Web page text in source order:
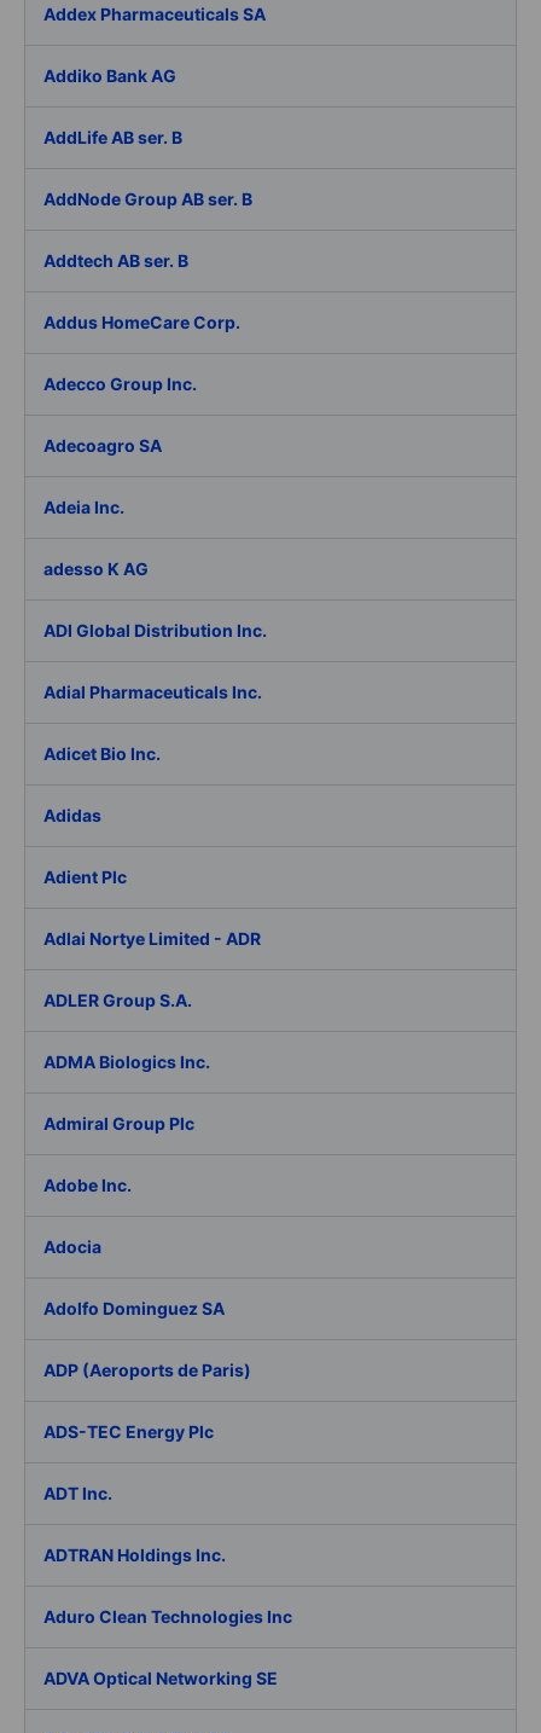
Addex Pharmaceuticals SA
Addiko Bank AG
AddLife AB ser. B
AddNode Group AB ser. B
Addtech AB ser. B
Addus HomeCare Corp.
Adecco Group Inc.
Adecoagro SA
Adeia Inc.
adesso K AG
ADI Global Distribution Inc.
Adial Pharmaceuticals Inc.
Adicet Bio Inc.
Adidas
Adient Plc
Adlai Nortye Limited - ADR
ADLER Group S.A.
ADMA Biologics Inc.
Admiral Group Plc
Adobe Inc.
Adocia
Adolfo Dominguez SA
ADP (Aeroports de Paris)
ADS-TEC Energy Plc
ADT Inc.
ADTRAN Holdings Inc.
Aduro Clean Technologies Inc
ADVA Optical Networking SE